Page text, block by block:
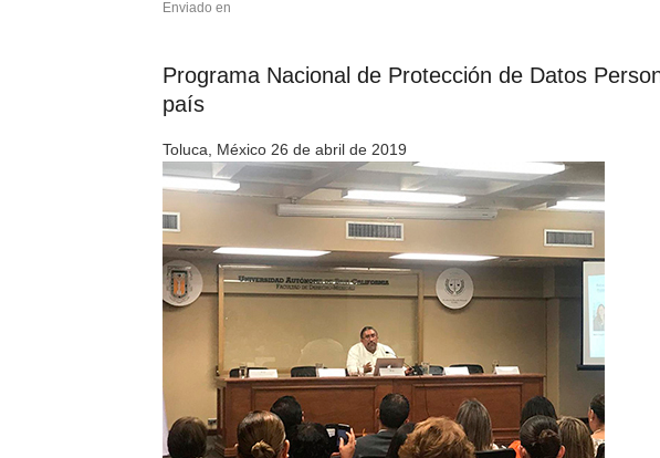
Enviado en
Programa Nacional de Protección de Datos
país
Toluca, México 26 de abril de 2019